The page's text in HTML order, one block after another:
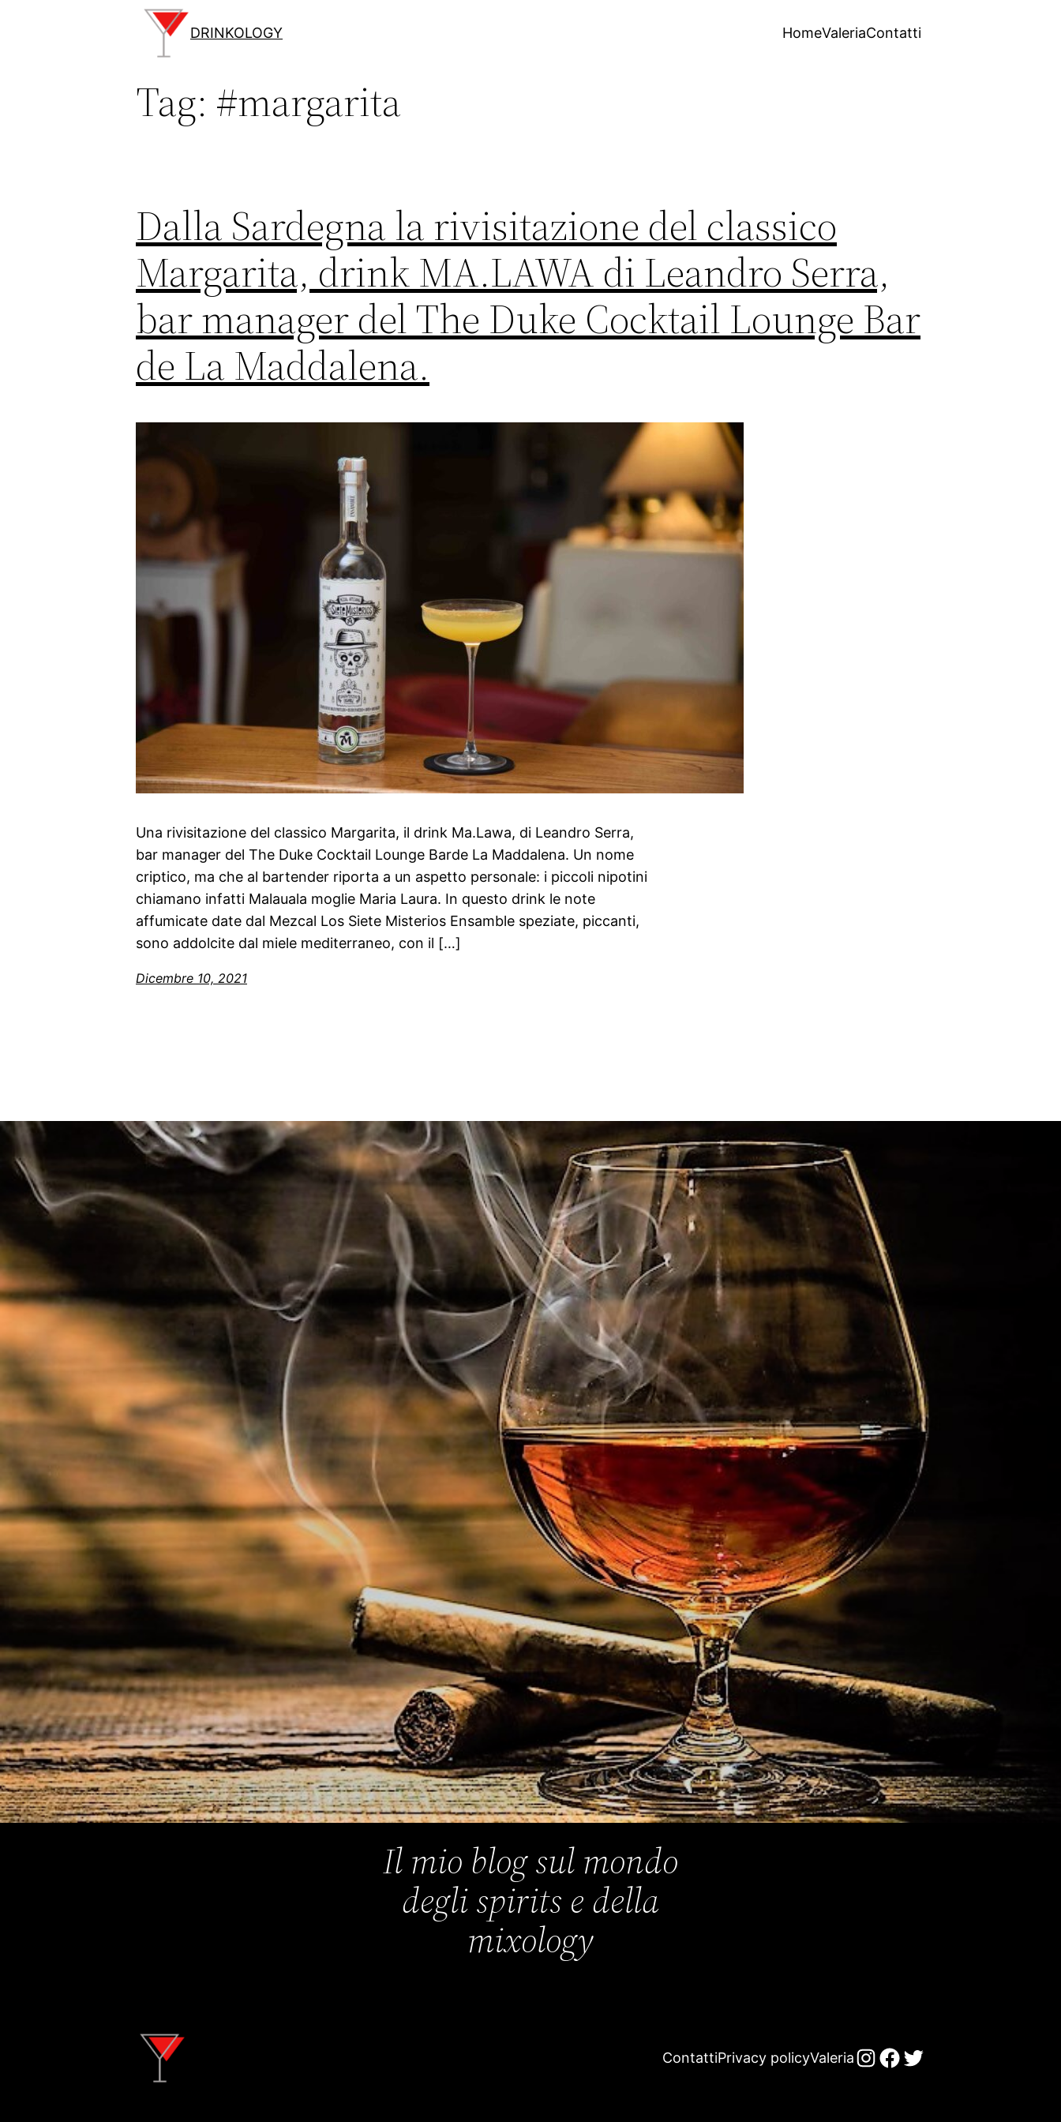
DRINKOLOGY HomeValeriaContatti
Tag: #margarita
Dalla Sardegna la rivisitazione del classico
Margarita, drink MA.LAWA di Leandro Serra,
bar manager del The Duke Cocktail Lounge Bar
de La Maddalena.
Una rivisitazione del classico Margarita, il drink Ma.Lawa, di Leandro Serra,
bar manager del The Duke Cocktail Lounge Barde La Maddalena. Un nome
criptico, ma che al bartender riporta a un aspetto personale: i piccoli nipotini
chiamano infatti Malauala moglie Maria Laura. In questo drink le note
affumicate date dal Mezcal Los Siete Misterios Ensamble speziate, piccanti,
sono addolcite dal miele mediterraneo, con il […]
Dicembre 10, 2021
Il mio blog sul mondo
degli spirits e della
mixology
ContattiPrivacy policyValeria